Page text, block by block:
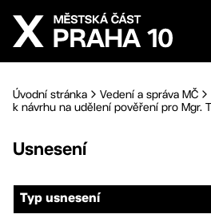
Přejít na hlavní obsah
Úvodní stránka Vedení a správa MČ
k návrhu na udělení pověření pro Mgr.
Usnesení
Typ usnesení